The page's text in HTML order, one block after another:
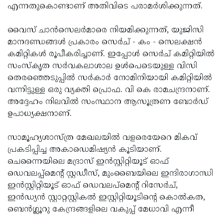
എന്നതുകൊണ്ടാണ് അതിവിടെ പരാമര്‍ശിക്കുന്നത്.
വൈസ് ചാന്‍സെലര്‍മാരെ നിയമിക്കുന്നത്, യുജിസി
മാനദണ്ഡങ്ങള്‍ പ്രകാരം സെര്‍ച് - കം - സെലക്ഷന്‍
കമിറ്റികള്‍ രൂപീകരിച്ചാണ്. ഇപ്പോള്‍ സെര്‍ച് കമിറ്റിയില്‍
സംസ്‌കൃത സര്‍വകലാശാല ഉള്‍പെടെയുള്ള വിസി
തെരഞ്ഞെടുപ്പില്‍ സര്‍കാര്‍ നോമിനിയായി കമിറ്റിയില്‍
വന്നിട്ടുള്ള ഒരു വ്യക്തി പ്രൊഫ. വി കെ രാമചന്ദ്രനാണ്.
അദ്ദേഹം നിലവില്‍ സംസ്ഥാന ആസൂത്രണ ബോര്‍ഡ്
ഉപാധ്യക്ഷനാണ്.
സാമൂഹ്യശാസ്ത്ര മേഖലയില്‍ വളരെയേറെ മികവ്
പ്രകടിപ്പിച്ച അകാഡെമിഷ്യന്‍ കൂടിയാണ്.
ചെന്നൈയിലെ മദ്രാസ് ഇന്‍സ്റ്റിറ്റിയൂട് ഓഫ്
ഡെവലപ്പ്‌മെന്റ് സ്റ്റഡീസ്, മുംബൈയിലെ ഇന്ദിരാഗാന്ധി
ഇന്‍സ്റ്റിറ്റിയൂട് ഓഫ് ഡെവലപ്‌മെന്റ് റിസേര്‍ച്,
ഇന്‍ഡ്യന്‍ സ്റ്റാറ്റസ്റ്റികല്‍ ഇസ്റ്റിറ്റിയൂടിന്റെ കൊല്‍കത,
ബെന്‍ഗ്ലൂറു കേന്ദ്രങ്ങളിലെ വകുപ്പ് മേധാവി എന്നീ